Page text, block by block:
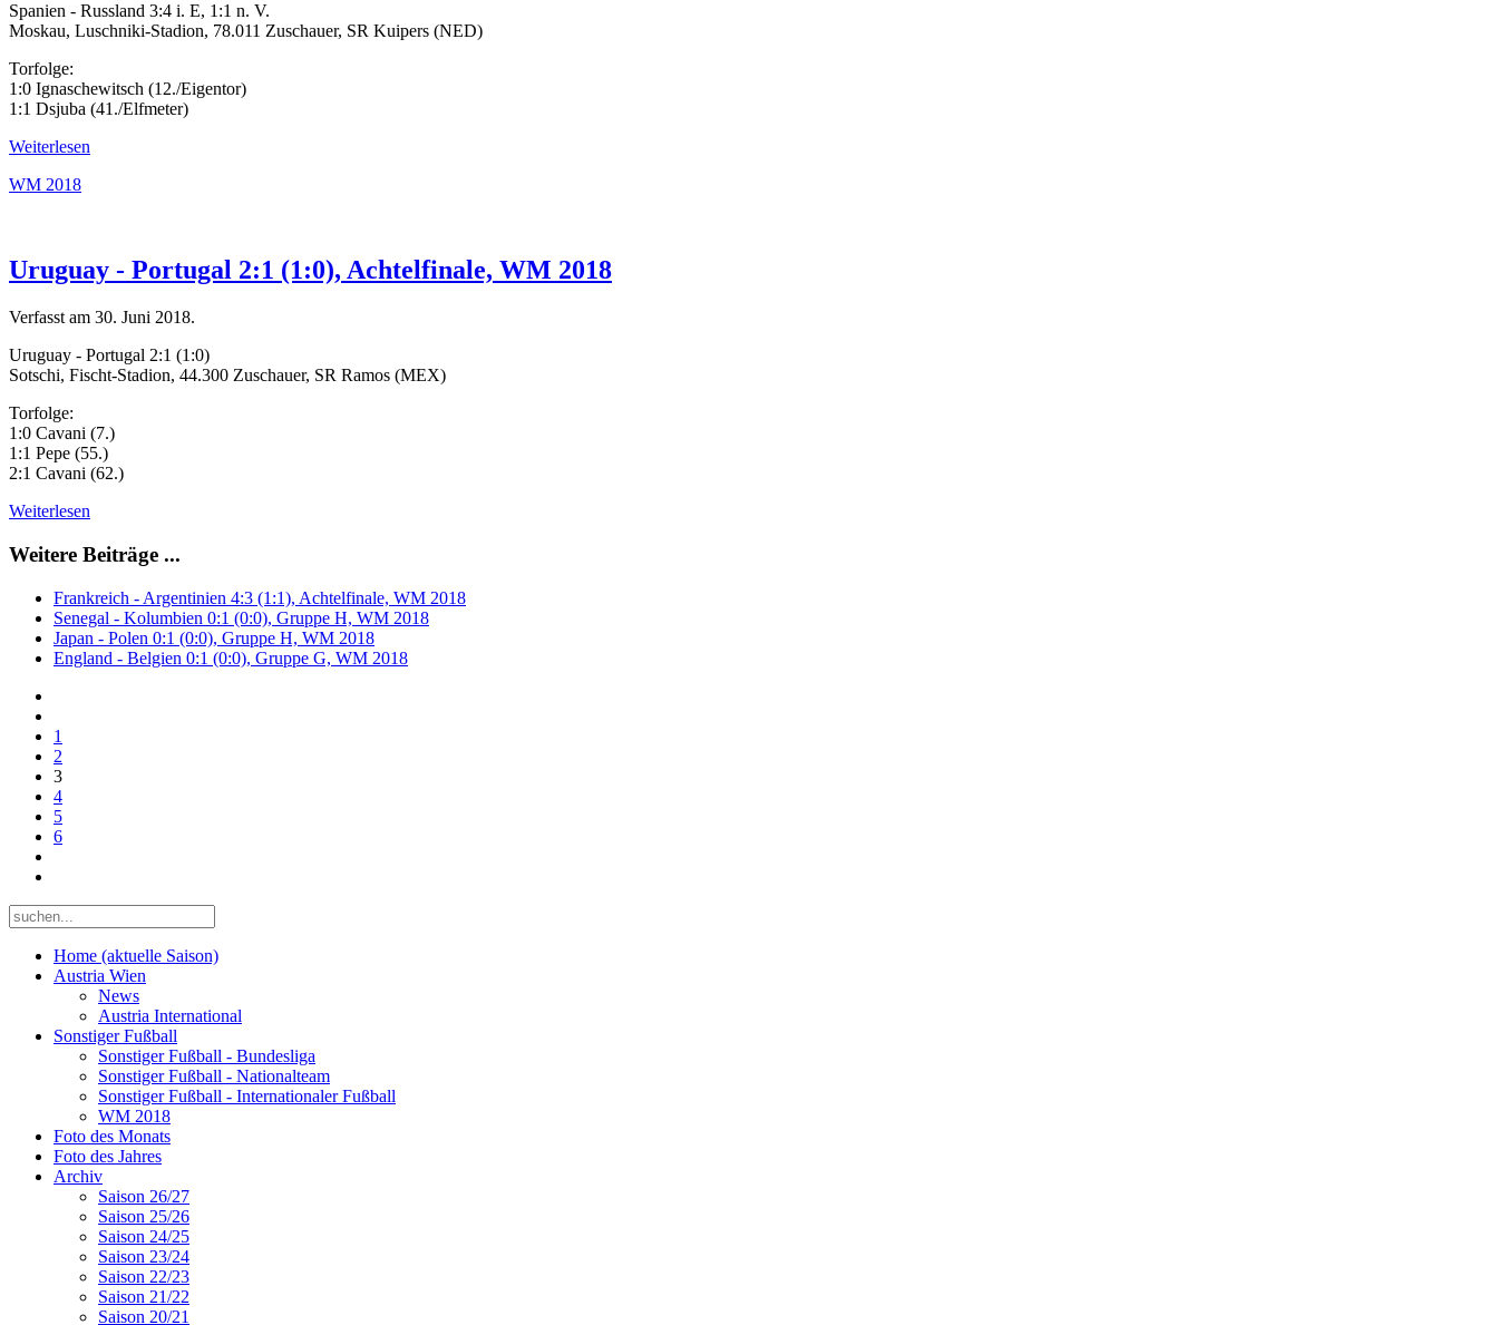
Spanien - Russland 3:4 i. E, 1:1 n. V.
Moskau, Luschniki-Stadion, 78.011 Zuschauer, SR Kuipers (NED)
Torfolge:
1:0 Ignaschewitsch (12./Eigentor)
1:1 Dsjuba (41./Elfmeter)
Weiterlesen
WM 2018
Uruguay - Portugal 2:1 (1:0), Achtelfinale, WM 2018
Verfasst am 30. Juni 2018.
Uruguay - Portugal 2:1 (1:0)
Sotschi, Fischt-Stadion, 44.300 Zuschauer, SR Ramos (MEX)
Torfolge:
1:0 Cavani (7.)
1:1 Pepe (55.)
2:1 Cavani (62.)
Weiterlesen
Weitere Beiträge ...
Frankreich - Argentinien 4:3 (1:1), Achtelfinale, WM 2018
Senegal - Kolumbien 0:1 (0:0), Gruppe H, WM 2018
Japan - Polen 0:1 (0:0), Gruppe H, WM 2018
England - Belgien 0:1 (0:0), Gruppe G, WM 2018
1
2
3
4
5
6
Home (aktuelle Saison)
Austria Wien
News
Austria International
Sonstiger Fußball
Sonstiger Fußball - Bundesliga
Sonstiger Fußball - Nationalteam
Sonstiger Fußball - Internationaler Fußball
WM 2018
Foto des Monats
Foto des Jahres
Archiv
Saison 26/27
Saison 25/26
Saison 24/25
Saison 23/24
Saison 22/23
Saison 21/22
Saison 20/21